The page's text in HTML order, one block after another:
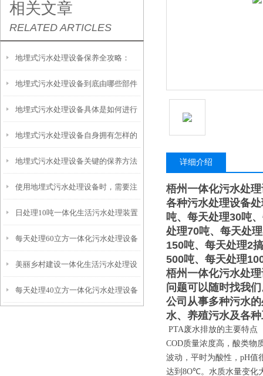
相关文章
RELATED ARTICLES
地埋式污水处理设备保养全攻略：
让“地下卫士”持续高效运转
地埋式污水处理设备到底由哪些部件
撑起？核心结构一文拆解
地埋式污水处理设备具体是如何进行
安装的呢？
地埋式污水处理设备自身拥有怎样的
特点呢？
地埋式污水处理设备关键的保养方法
使用地埋式污水处理设备时，需要注
意以下事项
日处理10吨一体化生活污水处理装置
每天处理60立方一体化污水处理设备
美丽乡村建设一体化生活污水处理设
备
每天处理40立方一体化污水处理设备
详细介绍
梧州一体化污水处
各种污水处理设备
吨、每天处理30吨
处理70吨、每天处
150吨、每天处理2
500吨、每天处理
梧州一体化污水处
问题可以随时找我
公司从事多种污水
水、养殖污水及各
PTA废水排放的主要特点
COD质量浓度高，酸类物
波动，平时为酸性，pH值
达到8O℃。水质水量变化